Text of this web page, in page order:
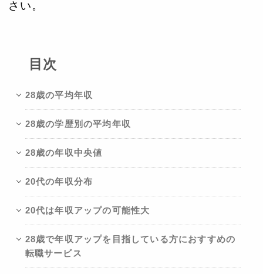
さい。
目次
28歳の平均年収
28歳の学歴別の平均年収
28歳の年収中央値
20代の年収分布
20代は年収アップの可能性大
28歳で年収アップを目指している方におすすめの
転職サービス